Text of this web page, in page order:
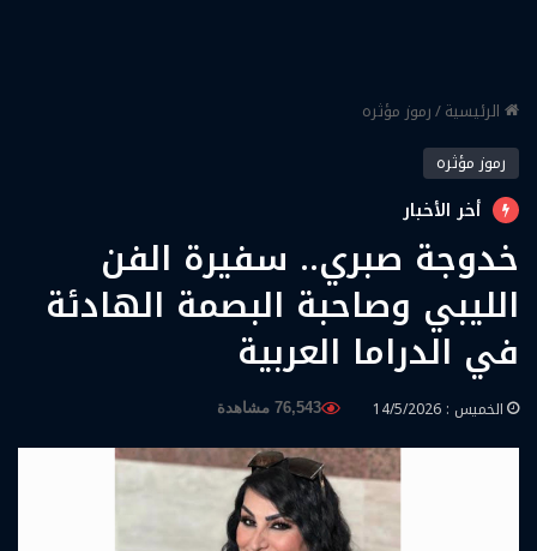
الرئيسية/رموز مؤثره
رموز مؤثره
أخر الأخبار
خدوجة صبري.. سفيرة الفن
الليبي وصاحبة البصمة الهادئة
في الدراما العربية
الخميس : 14/5/2026 76,543 مشاهدة